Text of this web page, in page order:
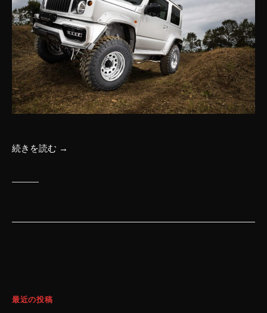
n
続きを読む →
最近の投稿